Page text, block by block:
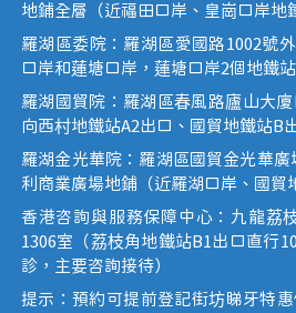
地鋪全層（近福田口岸、皇崗口岸地
羅湖區委院：羅湖區愛國路1002號
口岸和蓮塘口岸，蓮塘口岸2個地鐵
羅湖國貿院：羅湖區春風路廬山大
向西村地鐵站A2出口、國貿地鐵站B出
羅湖金光華院：羅湖區國貿金光華
利商業廣場地鋪（近羅湖口岸、國貿
香港咨詢與服務保障中心：九龍荔
1306室（荔枝角地鐵站B1出口直行
診，主要咨詢接待）
提示：預約可提前登記街坊睇牙特